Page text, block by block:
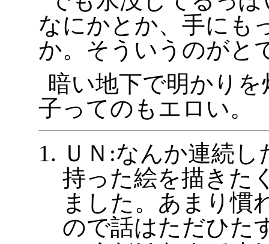
なにかとか、手にも
か。そういうのがと
暗い地下で明かり
子ってのもエロい。
ＵＮ:なんか連続
持った絵を描きた
ました。あまり慣
ので話はただひた